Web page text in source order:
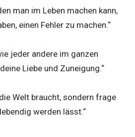
man im Leben machen kann,
einen Fehler zu machen.“
jeder andere im ganzen
Liebe und Zuneigung.“
Welt braucht, sondern frage
werden lässt.“